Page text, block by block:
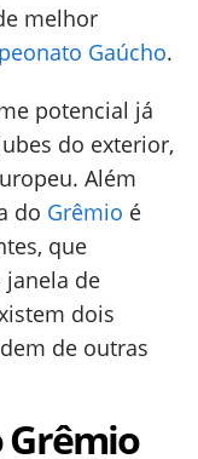
melhor
Gaúcho.
potencial já
do exterior,
Além
do Grêmio é
que
de
dois
de outras
Grêmio